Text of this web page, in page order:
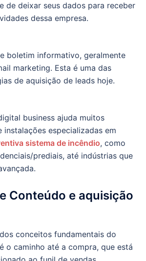
de deixar seus dados para receber
dessa empresa.
boletim informativo, geralmente
marketing. Esta é uma das
de aquisição de leads hoje.
business ajuda muitos
instalações especializadas em
sistema de incêndio, como
prediais, até indústrias que
Conteúdo e aquisição
conceitos fundamentais do
o caminho até a compra, que está